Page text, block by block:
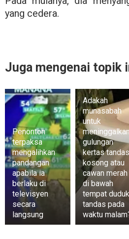
yang cedera.
Juga mengenai topik
Penonton
terpaksa
mengalihkan
pandangan
apabila ia
berlaku di
televisyen
secara
langsung
Adakah
munasabah
untuk
gulungan
kertas tandas
kosong atau
cawan merah
di bawah
tempat duduk
tandas pada
waktu